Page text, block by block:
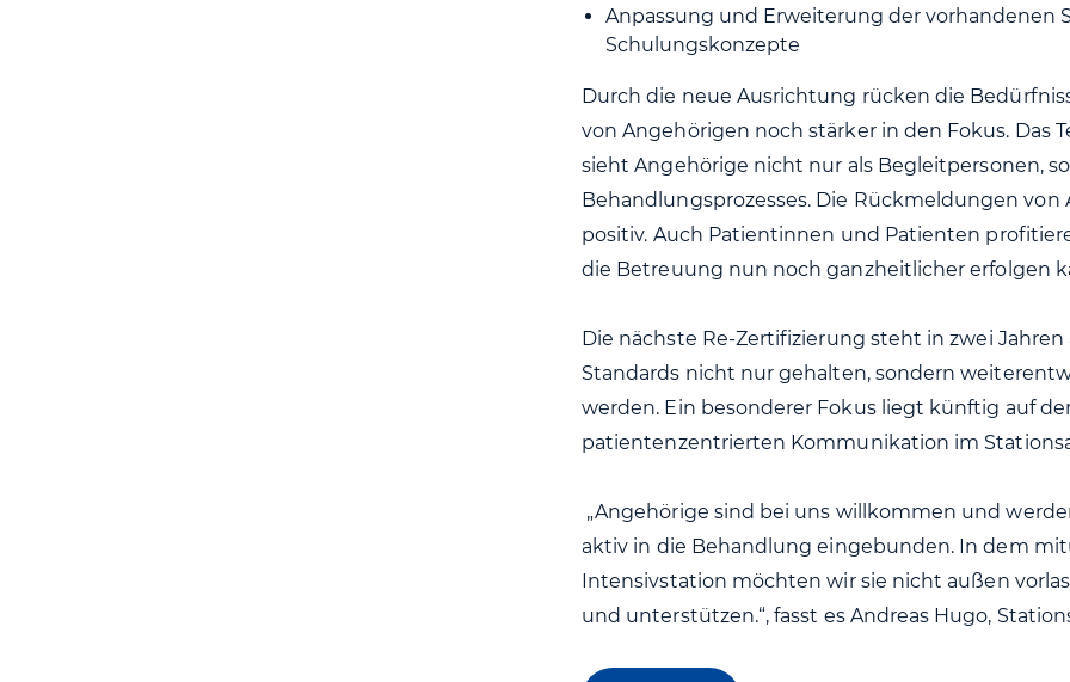
Anpassung und Erweiterung der vorhandenen
Schulungskonzepte
Durch die neue Ausrichtung rücken die
von Angehörigen noch stärker in den Fokus. Das
sieht Angehörige nicht nur als Begleitpersonen,
Behandlungsprozesses. Die Rückmeldungen
positiv. Auch Patientinnen und Patienten
die Betreuung nun noch ganzheitlicher erfolgen
Die nächste Re-Zertifizierung steht in zwei Jahren
Standards nicht nur gehalten, sondern
werden. Ein besonderer Fokus liegt künftig auf
patientenzentrierten Kommunikation im
„Angehörige sind bei uns willkommen und
aktiv in die Behandlung eingebunden. In dem
Intensivstation möchten wir sie nicht außen
und unterstützen.“, fasst es Andreas Hugo,